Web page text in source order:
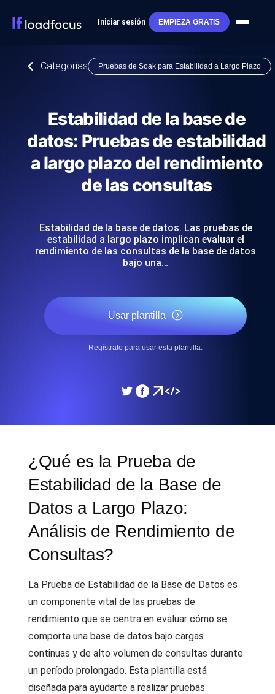
Iniciar sesión EMPIEZA GRATIS
Categorías Pruebas de Soak para Estabilidad a Largo Plazo
Estabilidad de la base de
datos: Pruebas de estabilidad
a largo plazo del rendimiento
de las consultas
Estabilidad de la base de datos. Las pruebas de
estabilidad a largo plazo implican evaluar el
rendimiento de las consultas de la base de datos
bajo una…
Usar plantilla
Regístrate para usar esta plantilla.
¿Qué es la Prueba de
Estabilidad de la Base de
Datos a Largo Plazo:
Análisis de Rendimiento de
Consultas?
La Prueba de Estabilidad de la Base de Datos es
un componente vital de las pruebas de
rendimiento que se centra en evaluar cómo se
comporta una base de datos bajo cargas
continuas y de alto volumen de consultas durante
un período prolongado. Esta plantilla está
diseñada para ayudarte a realizar pruebas